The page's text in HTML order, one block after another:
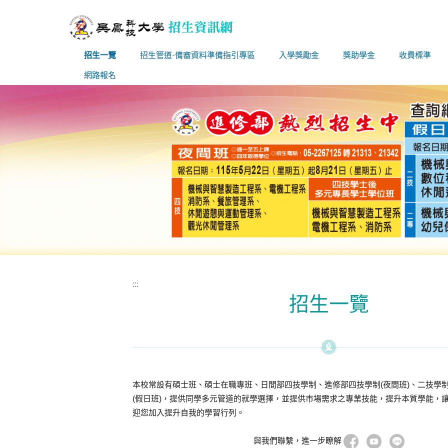
招生一覽 招生管道-備審資料準備指引專區 入學獎勵金 獎助學金 收費標準
網路報名
:::
招生一覽
本校常設有碩士班、碩士在職專班、日間部四技學制、進修部四技學制(夜間班)、二技學
(假日班)，提供同學多元管道的就學選擇，並提供市場需求之專業技能，提升本質學能，
迎您加入提升自我的學習行列。
與我們聯繫，進一步瞭解